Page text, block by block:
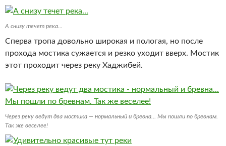
А снизу течет река…
Сперва тропа довольно широкая и пологая, но после
прохода мостика сужается и резко уходит вверх. Мостик
этот проходит через реку Хаджибей.
Через реку ведут два мостика — нормальный и бревна… Мы пошли по бревнам.
Так же веселее!